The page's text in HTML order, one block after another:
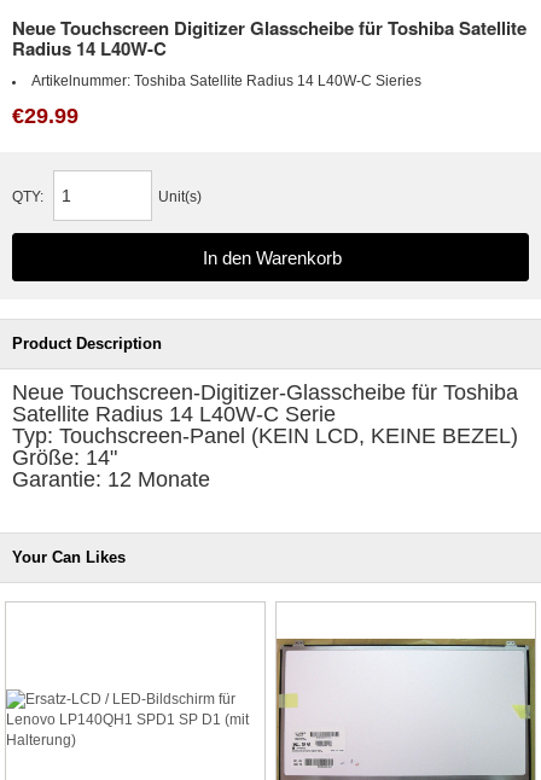
Neue Touchscreen Digitizer Glasscheibe für Toshiba Satellite
Radius 14 L40W-C
Artikelnummer: Toshiba Satellite Radius 14 L40W-C Sieries
€29.99
QTY: Unit(s)
Product Description
Neue Touchscreen-Digitizer-Glasscheibe für Toshiba
Satellite Radius 14 L40W-C Serie
Typ: Touchscreen-Panel (KEIN LCD, KEINE BEZEL)
Größe: 14"
Garantie: 12 Monate
Your Can Likes